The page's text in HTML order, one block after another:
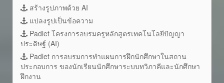
สร้างรูปภาพด้วย AI
แปลงรูปเป็นข้อความ
Padlet โครงการอบรมครูหลักสูตรเทคโนโลยีปัญญา
ประดิษฐ์ (AI)
Padlet การอบรมการทำแผนการฝึกนักศึกษาในสถาน
ประกอบการ ของนักเรียนนักศึกษาระบบทวิภาคีและนักศึกษา
ฝึกงาน